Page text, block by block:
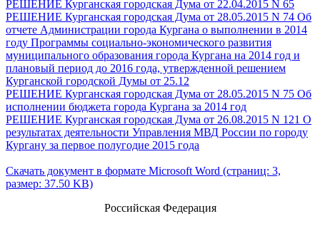
РЕШЕНИЕ Курганская городская Дума от 22.04.2015 N 65
РЕШЕНИЕ Курганская городская Дума от 28.05.2015 N 74 Об
отчете Администрации города Кургана о выполнении в 2014
году Программы социально-экономического развития
муниципального образования города Кургана на 2014 год и
плановый период до 2016 года, утвержденной решением
Курганской городской Думы от 25.12
РЕШЕНИЕ Курганская городская Дума от 28.05.2015 N 75 Об
исполнении бюджета города Кургана за 2014 год
РЕШЕНИЕ Курганская городская Дума от 26.08.2015 N 121 О
результатах деятельности Управления МВД России по городу
Кургану за первое полугодие 2015 года
Скачать документ в формате Microsoft Word (страниц: 3,
размер: 37.50 KB)
Российская Федерация